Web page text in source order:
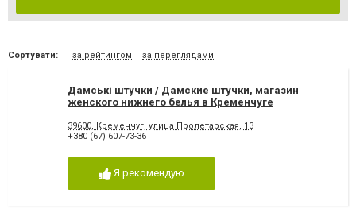
Сортувати: за рейтингом за переглядами
Дамські штучки / Дамские штучки, магазин
женского нижнего белья в Кременчуге
39600, Кременчуг, улица Пролетарская, 13
+380 (67) 607-73-36
Я рекомендую